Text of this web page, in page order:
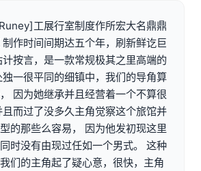
工展行室制度作所宏大名鼎鼎
作时间间期达五个年，刷新鲜讫巨
按言，是一款常规极其之里高端的
一很平同的细镇中，我们的导角算
因为她继承并且经营着一个不算很
而过了没多久主角觉察这个旅馆并
的那些么容易， 因为他发初现这里
时没有由现过任如一个男式。 这种
们的主角起了疑心意，很快，主角